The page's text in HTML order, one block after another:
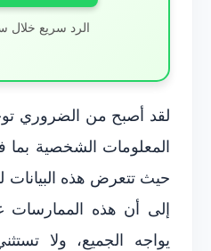
الرد سريع خلال
لقد أصبح من الضروري
المعلومات الشخصية بما
حيث تتعرض هذه البيانات
إلى أن هذه الممارسات
يواجه الجميع، ولا